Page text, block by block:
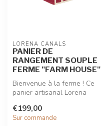
LORENA CANALS
PANIER DE
RANGEMENT SOUPLE
FERME "FARM HOUSE"
Bienvenue à la ferme ! Ce
panier artisanal Lorena
est ...
€199,00
Sur commande